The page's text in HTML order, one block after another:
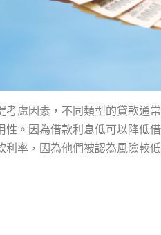
考慮因素，不同類型的貸款通
性。因為借款利息低可以降低
利率，因為他們被認為風險較